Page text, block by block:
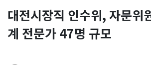
대전시장직 인수위, 자문
계 전문가 47명 규모